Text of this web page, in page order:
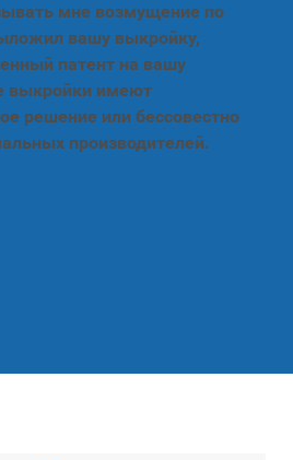
мне возмущение по
вашу выкройку,
патент на вашу
выкройки имеют
решение или бессовестно
производителей.